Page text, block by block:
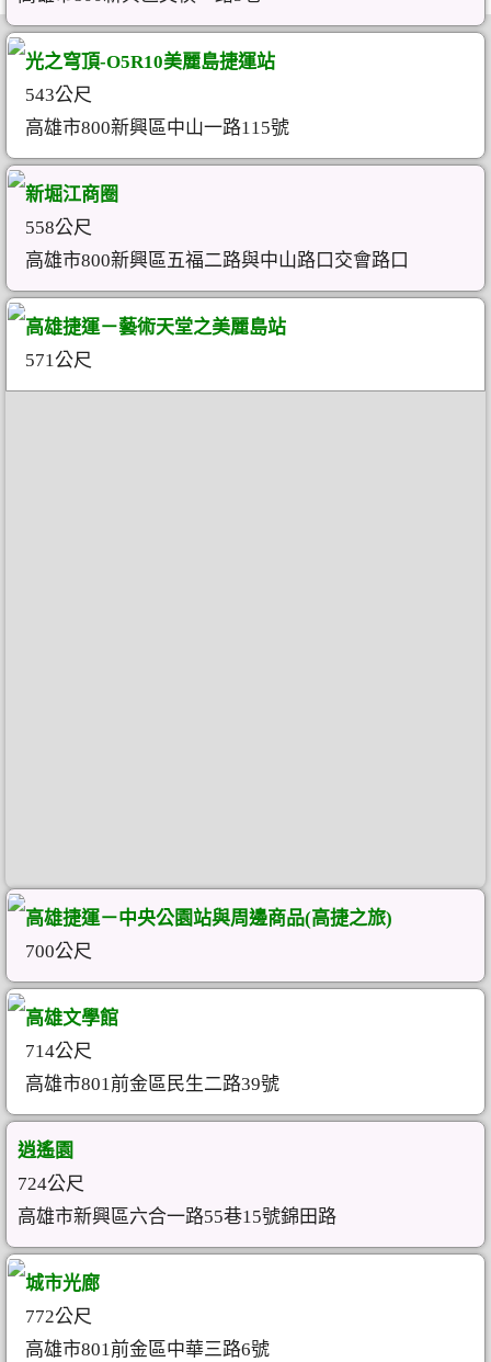
光之穹頂-O5R10美麗島捷運站
543公尺
高雄市800新興區中山一路115號
新堀江商圈
558公尺
高雄市800新興區五福二路與中山路口交會路口
高雄捷運－藝術天堂之美麗島站
571公尺
高雄捷運－中央公園站與周邊商品(高捷之旅)
700公尺
高雄文學館
714公尺
高雄市801前金區民生二路39號
逍遙園
724公尺
高雄市新興區六合一路55巷15號錦田路
城市光廊
772公尺
高雄市801前金區中華三路6號